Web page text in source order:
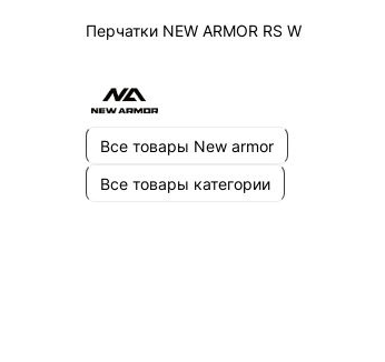
Перчатки NEW ARMOR RS W
Все товары New armor
Все товары категории